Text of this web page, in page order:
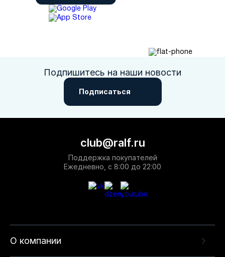
Подпишитесь на наши новости
Подписаться
О компании
club@ralf.ru
Поддержка покупателей
Ежедневно, с 8:00 до 22:00